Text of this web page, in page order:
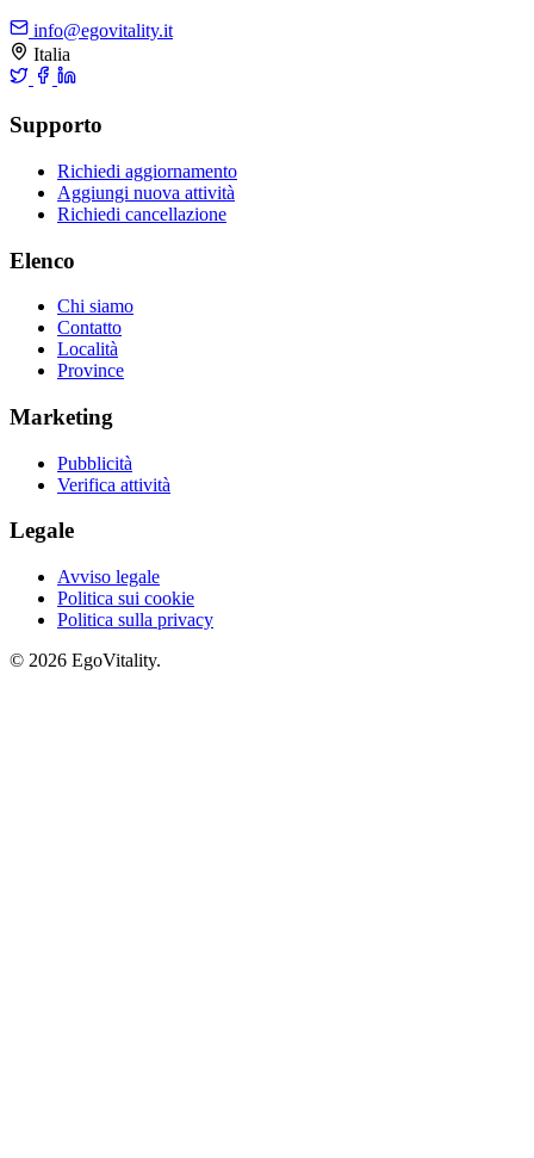
info@egovitality.it
Italia
Supporto
Richiedi aggiornamento
Aggiungi nuova attività
Richiedi cancellazione
Elenco
Chi siamo
Contatto
Località
Province
Marketing
Pubblicità
Verifica attività
Legale
Avviso legale
Politica sui cookie
Politica sulla privacy
© 2026 EgoVitality.